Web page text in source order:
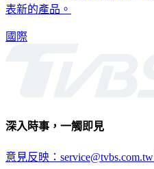
表新的產品。
國際
深入時事，一觸即見
意見反映：service@tvbs.com.tw